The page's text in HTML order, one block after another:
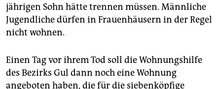
jährigen Sohn hätte trennen müssen. Männliche
Jugendliche dürfen in Frauenhäusern in der Regel
nicht wohnen.
Einen Tag vor ihrem Tod soll die Wohnungshilfe
des Bezirks Gul dann noch eine Wohnung
angeboten haben, die für die siebenköpfige